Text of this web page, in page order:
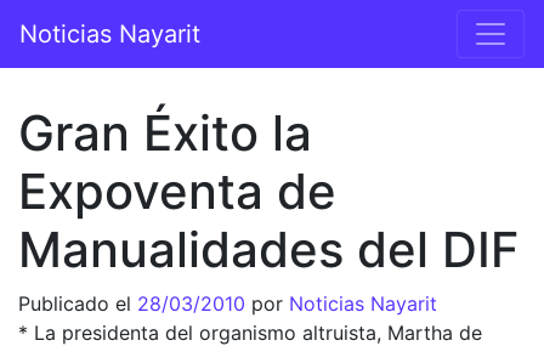
Navegación principal
Noticias Nayarit
Gran Éxito la
Expoventa de
Manualidades del DIF
Publicado el 28/03/2010 por Noticias Nayarit
* La presidenta del organismo altruista, Martha de